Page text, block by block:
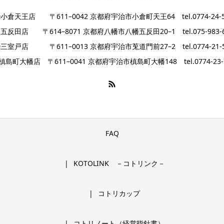
倉天王店 〒611–0042 京都府宇治市小倉町天王64 tel.0774-24-
五反田店 〒614–8071 京都府八幡市八幡五反田20–1 tel.075-983-
三室戸店 〒611–0013 京都府宇治市莵道門前27–2 tel.0774-21-
島町大幡店 〒611–0041 京都府宇治市槙島町大幡148 tel.0774-
FAQ
KOTOLINK －コトリンク－
コトリカップ